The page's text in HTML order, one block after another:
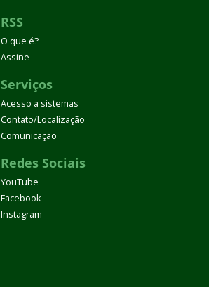
RSS
O que é?
Assine
Serviços
Acesso a sistemas
Contato/Localização
Comunicação
Redes Sociais
YouTube
Facebook
Instagram